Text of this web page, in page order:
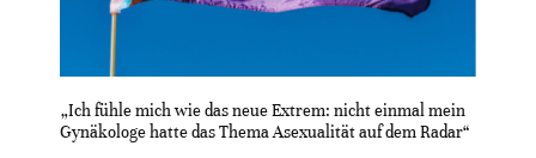
„Ich fühle mich wie das neue Extrem: nicht einmal mein
Gynäkologe hatte das Thema Asexualität auf dem Radar“